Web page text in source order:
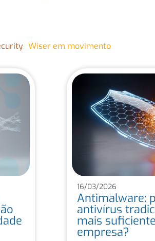
Wiser em movimento
16/03/2026
Antimalware:
antivírus
mais
empresa?